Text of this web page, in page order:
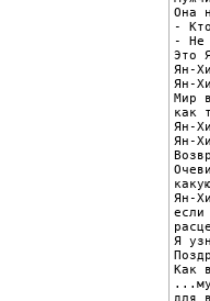
Она
-
- Не
Это
Ян-
Ян-
Мир
как
Ян-
Ян-
Ян-
Я
Как
для